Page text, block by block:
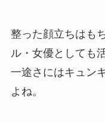
整った顔立ちはも
ル・女優としても
一途さにはキュン
よね。